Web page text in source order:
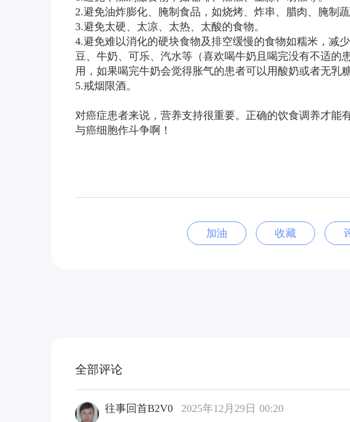
2.避免油炸膨化、腌制食品，如烧烤、炸串、腊肉、腌制蔬
3.避免太硬、太凉、太热、太酸的食物。
4.避免难以消化的硬块食物及排空缓慢的食物如糯米，减
豆、牛奶、可乐、汽水等（喜欢喝牛奶且喝完没有不适的
用，如果喝完牛奶会觉得胀气的患者可以用酸奶或者无乳
5.戒烟限酒。
对癌症患者来说，营养支持很重要。正确的饮食调养才能
与癌细胞作斗争啊！
加油 收藏
全部评论
往事回首B2V0 2025年12月29日 00:20